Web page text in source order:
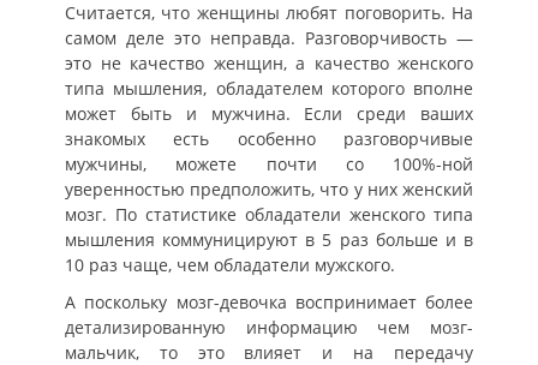
Считается, что женщины любят поговорить. На
самом деле это неправда. Разговорчивость —
это не качество женщин, а качество женского
типа мышления, обладателем которого вполне
может быть и мужчина. Если среди ваших
знакомых есть особенно разговорчивые
мужчины, можете почти со 100%-ной
уверенностью предположить, что у них женский
мозг. По статистике обладатели женского типа
мышления коммуницируют в 5 раз больше и в
10 раз чаще, чем обладатели мужского.
А поскольку мозг-девочка воспринимает более
детализированную информацию чем мозг-
мальчик, то это влияет и на передачу